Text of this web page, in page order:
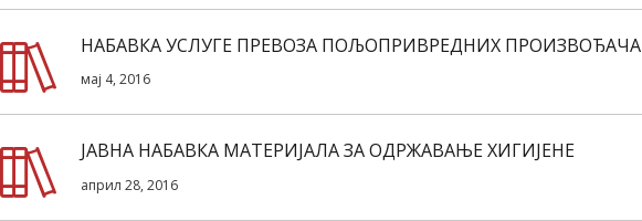
НАБАВКА УСЛУГЕ ПРЕВОЗА ПОЉОПРИВРЕДНИХ ПРОИЗВОЂАЧА
мај 4, 2016
ЈАВНА НАБАВКА МАТЕРИЈАЛА ЗА ОДРЖАВАЊЕ ХИГИЈЕНЕ
април 28, 2016